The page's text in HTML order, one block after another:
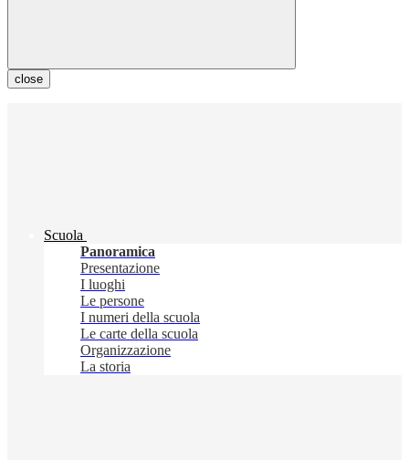
close
Scuola
Panoramica
Presentazione
I luoghi
Le persone
I numeri della scuola
Le carte della scuola
Organizzazione
La storia